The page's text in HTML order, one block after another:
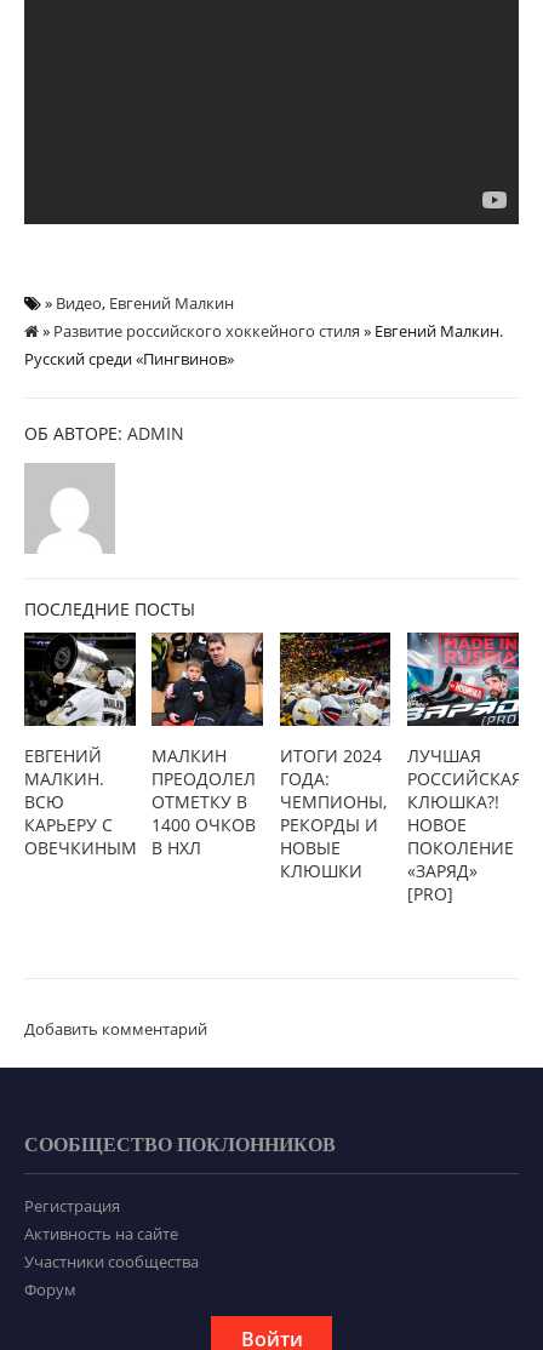
» Видео, Евгений Малкин
» Развитие российского хоккейного стиля » Eвгений Малкин.
Русский среди «Пингвинов»
ОБ АВТОРЕ: ADMIN
ПОСЛЕДНИЕ ПОСТЫ
ЕВГЕНИЙ
МАЛКИН.
ВСЮ
КАРЬЕРУ С
ОВЕЧКИНЫМ
МАЛКИН
ПРЕОДОЛЕЛ
ОТМЕТКУ В
1400 ОЧКОВ
В НХЛ
ИТОГИ 2024
ГОДА:
ЧЕМПИОНЫ,
РЕКОРДЫ И
НОВЫЕ
КЛЮШКИ
ЛУЧШАЯ
РОССИЙСКАЯ
КЛЮШКА?!
НОВОЕ
ПОКОЛЕНИЕ
«ЗАРЯД»
[PRO]
Добавить комментарий
СООБЩЕСТВО ПОКЛОННИКОВ
Регистрация
Активность на сайте
Участники сообщества
Форум
Войти